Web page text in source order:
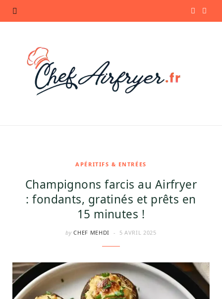
APÉRITIFS & ENTRÉES
Champignons farcis au Airfryer
: fondants, gratinés et prêts en
15 minutes !
by CHEF MEHDI 5 AVRIL 2025